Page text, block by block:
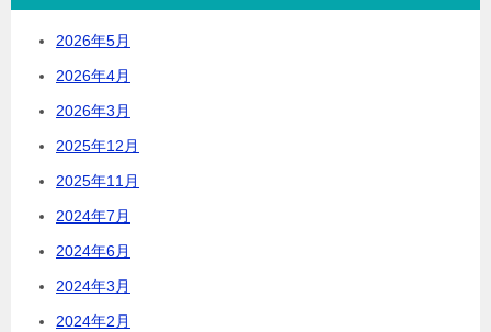
2026年5月
2026年4月
2026年3月
2025年12月
2025年11月
2024年7月
2024年6月
2024年3月
2024年2月